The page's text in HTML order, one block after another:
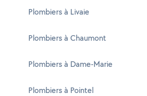
Plombiers à Livaie
Plombiers à Chaumont
Plombiers à Dame-Marie
Plombiers à Pointel